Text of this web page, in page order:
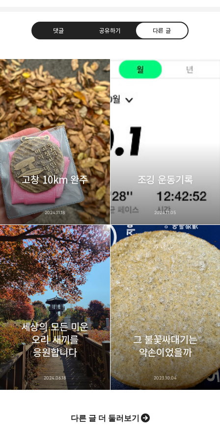
댓글 공유하기 다른 글
thebravepost.com
bravesjb@gmail.com, South Korea, Since 2004
구독하기
구독하기 카카오톡
카카오스토리 밴드
고창 10km 완주
2024.11.18
조깅 운동기록
2024.11.05
세상의 모든 미운
오리 새끼를
응원합니다
2024.06.18
그 불꽃싸대기는
약손이었을까
2023.10.04
다른 글 더 둘러보기